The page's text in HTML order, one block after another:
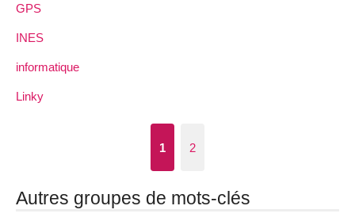
GPS
INES
informatique
Linky
1 2
Autres groupes de mots-clés